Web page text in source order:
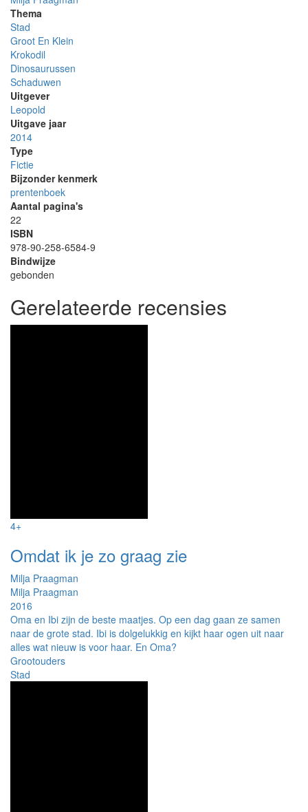
Thema
Stad
Groot En Klein
Krokodil
Dinosaurussen
Schaduwen
Uitgever
Leopold
Uitgave jaar
2014
Type
Fictie
Bijzonder kenmerk
prentenboek
Aantal pagina's
22
ISBN
978-90-258-6584-9
Bindwijze
gebonden
Gerelateerde recensies
4+
Omdat ik je zo graag zie
Milja Praagman
Milja Praagman
2016
Oma en Ibi zijn de beste maatjes. Op een dag gaan ze samen
naar de grote stad. Ibi is dolgelukkig en kijkt haar ogen uit naar
alles wat nieuw is voor haar. En Oma?
Grootouders
Stad